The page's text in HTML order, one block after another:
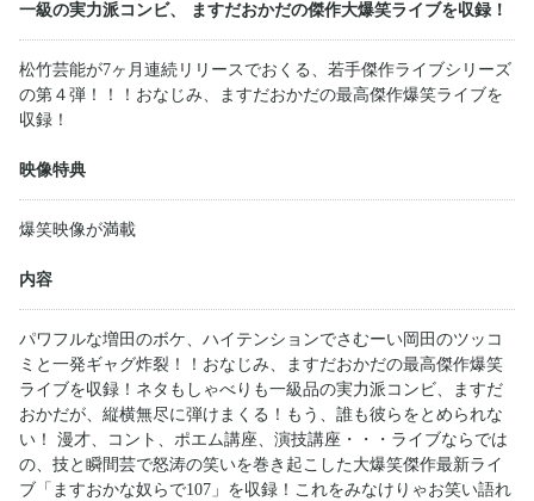
一級の実力派コンビ、 ますだおかだの傑作大爆笑ライブを収録！
松竹芸能が7ヶ月連続リリースでおくる、若手傑作ライブシリーズ
の第４弾！！！おなじみ、ますだおかだの最高傑作爆笑ライブを
収録！
映像特典
爆笑映像が満載
内容
パワフルな増田のボケ、ハイテンションでさむーい岡田のツッコ
ミと一発ギャグ炸裂！！おなじみ、ますだおかだの最高傑作爆笑
ライブを収録！ネタもしゃべりも一級品の実力派コンビ、ますだ
おかだが、縦横無尽に弾けまくる！もう、誰も彼らをとめられな
い！ 漫才、コント、ポエム講座、演技講座・・・ライブならでは
の、技と瞬間芸で怒涛の笑いを巻き起こした大爆笑傑作最新ライ
ブ「ますおかな奴らで107」を収録！これをみなけりゃお笑い語れ